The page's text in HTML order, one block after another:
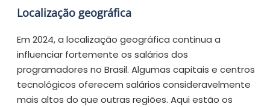
Localização geográfica
Em 2024, a localização geográfica continua a
influenciar fortemente os salários dos
programadores no Brasil. Algumas capitais e centros
tecnológicos oferecem salários consideravelmente
mais altos do que outras regiões. Aqui estão os